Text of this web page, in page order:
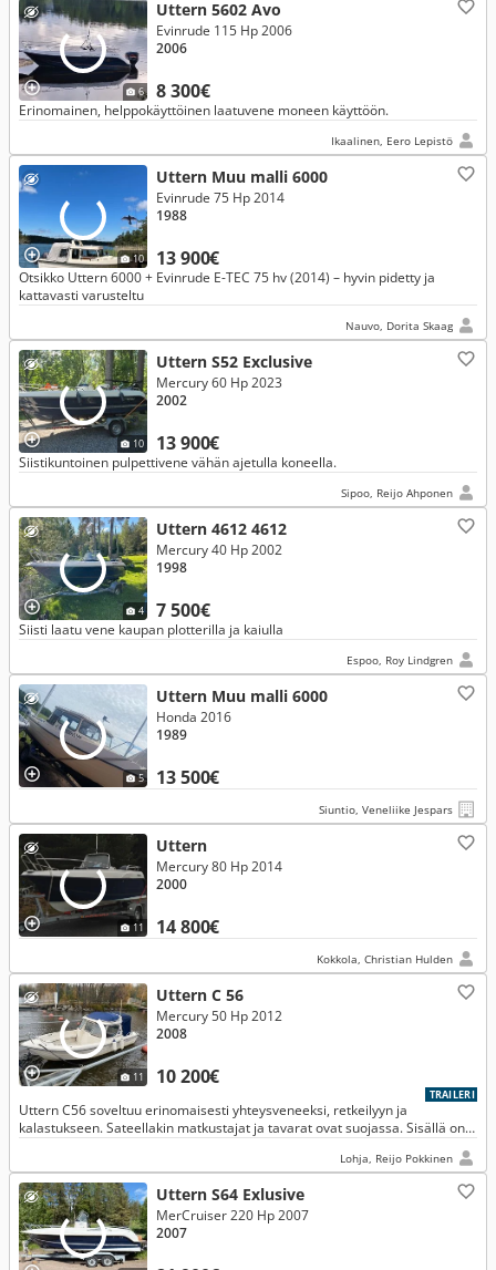
6
Uttern 5602 Avo
8 300€
Evinrude 115 Hp 2006
2006
Erinomainen, helppokäyttöinen laatuvene moneen käyttöön.
Ikaalinen, Eero Lepistö
10
Uttern Muu malli 6000
13 900€
Evinrude 75 Hp 2014
1988
Otsikko Uttern 6000 + Evinrude E-TEC 75 hv (2014) – hyvin pidetty ja
kattavasti varusteltu
Nauvo, Dorita Skaag
10
Uttern S52 Exclusive
13 900€
Mercury 60 Hp 2023
2002
Siistikuntoinen pulpettivene vähän ajetulla koneella.
Sipoo, Reijo Ahponen
4
Uttern 4612 4612
7 500€
Mercury 40 Hp 2002
1998
Siisti laatu vene kaupan plotterilla ja kaiulla
Espoo, Roy Lindgren
5
Uttern Muu malli 6000
13 500€
Honda 2016
1989
Siuntio, Veneliike Jespars
11
Uttern
14 800€
Mercury 80 Hp 2014
2000
Kokkola, Christian Hulden
11
Uttern C 56
10 200€
Mercury 50 Hp 2012
2008
TRAILERI
Uttern C56 soveltuu erinomaisesti yhteysveneeksi, retkeilyyn ja
kalastukseen. Sateellakin matkustajat ja tavarat ovat suojassa. Sisällä on
Lohja, Reijo Pokkinen
Uttern S64 Exlusive
MerCruiser 220 Hp 2007
2007